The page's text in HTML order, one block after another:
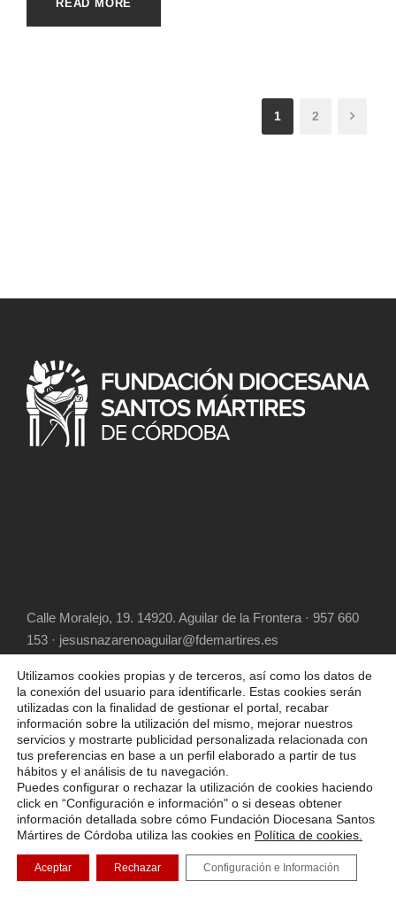
READ MORE
1 2
Calle Moralejo, 19. 14920. Aguilar de la Frontera · 957 660
153 · jesusnazarenoaguilar@fdemartires.es
COPYRIGHT 2025 FUNDACIÓN DIOCESANA
SANTOS MÁRTIRES, ALL RIGHT RESERVED
POLÍTICA DE COOKIES AVISO LEGAL
POLÍTICA DE PRIVACIDAD
Utilizamos cookies propias y de terceros, así como los datos de
la conexión del usuario para identificarle. Estas cookies serán
utilizadas con la finalidad de gestionar el portal, recabar
información sobre la utilización del mismo, mejorar nuestros
servicios y mostrarte publicidad personalizada relacionada con
tus preferencias en base a un perfil elaborado a partir de tus
hábitos y el análisis de tu navegación.
Puedes configurar o rechazar la utilización de cookies haciendo
click en “Configuración e información" o si deseas obtener
información detallada sobre cómo Fundación Diocesana Santos
Mártires de Córdoba utiliza las cookies en Política de cookies.
Aceptar Rechazar Configuración e Información